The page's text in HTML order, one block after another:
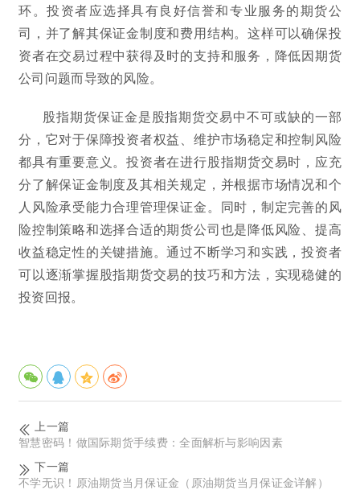
环。投资者应选择具有良好信誉和专业服务的期货公
司，并了解其保证金制度和费用结构。这样可以确保投
资者在交易过程中获得及时的支持和服务，降低因期货
公司问题而导致的风险。
股指期货保证金是股指期货交易中不可或缺的一部
分，它对于保障投资者权益、维护市场稳定和控制风险
都具有重要意义。投资者在进行股指期货交易时，应充
分了解保证金制度及其相关规定，并根据市场情况和个
人风险承受能力合理管理保证金。同时，制定完善的风
险控制策略和选择合适的期货公司也是降低风险、提高
收益稳定性的关键措施。通过不断学习和实践，投资者
可以逐渐掌握股指期货交易的技巧和方法，实现稳健的
投资回报。
上一篇
智慧密码！做国际期货手续费：全面解析与影响因素
下一篇
不学无识！原油期货当月保证金（原油期货当月保证金详解）